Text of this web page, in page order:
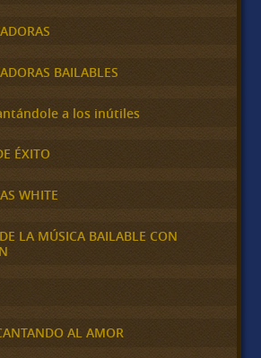
BAILABLES
a los inútiles
ÉXITO
WHITE
LA MÚSICA BAILABLE CON
AL AMOR